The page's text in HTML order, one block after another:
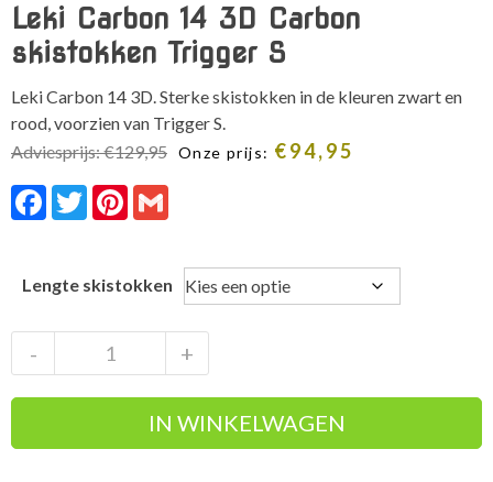
Leki Carbon 14 3D Carbon
skistokken Trigger S
Leki Carbon 14 3D. Sterke skistokken in de kleuren zwart en
rood, voorzien van Trigger S.
Adviesprijs:€129,95 Onze prijs: €94,95
Facebook
TwitterPinterest
Lengte skistokken
Carbon
14
Carbon
+
-
IN WINKELWAGEN